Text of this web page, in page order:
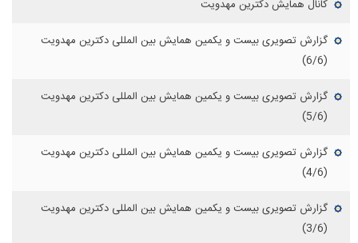
کانال همایش دکترین مهدویت
گزارش تصویری بیست و یکمین همایش بین المللی دکترین مهدویت
(6/6)
گزارش تصویری بیست و یکمین همایش بین المللی دکترین مهدویت
(5/6)
گزارش تصویری بیست و یکمین همایش بین المللی دکترین مهدویت
(4/6)
گزارش تصویری بیست و یکمین همایش بین المللی دکترین مهدویت
(3/6)